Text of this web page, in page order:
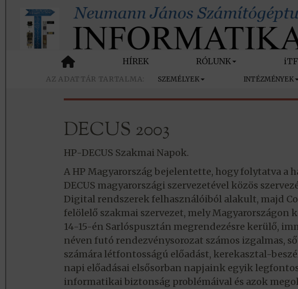
HÍREK RÓLUNK
SZEMÉLYEK INTÉZMÉNYEK
DECUS 2003
HP-DECUS Szakmai Napok.
A HP Magyarország bejelentette, hogy folytatva a
DECUS magyarországi szervezetével közös
Digital rendszerek felhasználóiból alakult, majd
felölelő szakmai szervezet, mely Magyarországon
14-15-én Sarlóspusztán megrendezésre kerülő,
néven futó rendezvénysorozat számos izgalmas,
számára létfontosságú előadást, kerekasztal-
napi előadásai elsősorban napjaink egyik
informatikai biztonság problémáival és azok